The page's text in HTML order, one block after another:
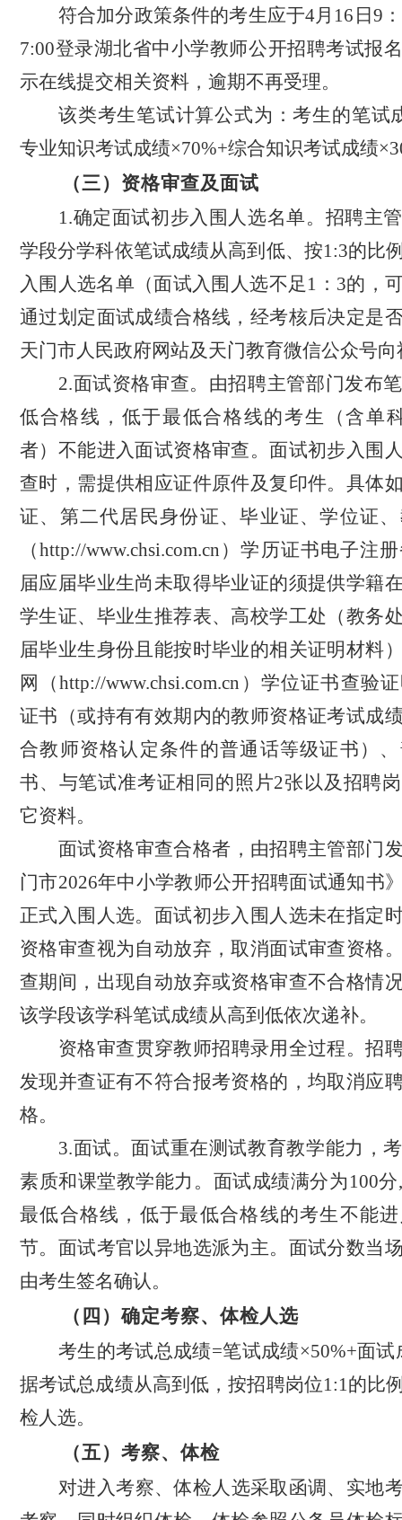
符合加分政策条件的考生应于4月16日9
7:00登录湖北省中小学教师公开招聘考试报
示在线提交相关资料，逾期不再受理。
该类考生笔试计算公式为：考生的笔试
专业知识考试成绩×70%+综合知识考试成绩×
（三） 资格审查及面试
1.确定面试初步入围人选名单。招聘主
学段分学科依笔试成绩从高到低、按1:3的比
入围人选名单（面试入围人选不足 1：3的，
通过划定面试成绩合格线，经考核后决定是
天门市人民政府网站及 天门教育微信公众号向
2.面试资格审查。由招聘主管部门发布
低合格线，低于最低合格线的考生（含单
者） 不能进入面试资格审查。面试初步入围
查时，需提供相应证件原件及复印件。具体
证、第二代居民身份证、毕业证、学位证
（http://www.chsi.com.cn）学历证书电子注
届应届毕业生尚未取得毕业证的须提供学籍
学生证、毕业生推荐表、高校学工处（教务
届毕业生身份且能按时毕业的相关证明材料
网（http://www.chsi.com.cn）学位证书查验
证书（或持有有效期内的教师资格证考试成
合教师资格认定条件的普通话等级证书）
书、与笔试准考证相同的照片2张以及招聘
它资料。
面试资格审查合格者，由招聘主管部门
门市2026年中小学教师公开招聘面试通知书
正式入围人选。面试初步入围人选未在指定
资格审查视为自动放弃，取消面试审查资格
查期间，出现自动放弃或资格审查不合格情
该学段该学科笔试成绩从高到低依次递补。
资格审查贯穿教师招聘录用全过程。招
发现并查证有不符合报考资格的，均取消应
格。
3.面试。面试重在测试教育教学能力，
素质和课堂教学能力。面试成绩满分为100
最低合格线，低于最低合格线的考生不能
节。面试考官以异地选派为主。 面试分数当
由考生签名确认。
（四）确定考察、体检人选
考生的考试总成绩=笔试成绩×50%+面试
据考试总成绩从高到低，按招聘岗位1:1的比
检人选。
（五） 考察、体检
对进入考察、体检人选采取函调、实地